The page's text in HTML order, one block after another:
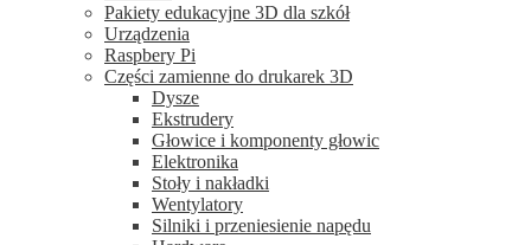
Pakiety edukacyjne 3D dla szkół
Urządzenia
Raspbery Pi
Części zamienne do drukarek 3D
Dysze
Ekstrudery
Głowice i komponenty głowic
Elektronika
Stoły i nakładki
Wentylatory
Silniki i przeniesienie napędu